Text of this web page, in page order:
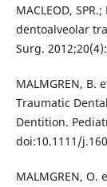
MACLEOD,
dentoalveolar
Surg.
MALMGREN,
Traumatic
Dentition.
doi:10.1111/
MALMGREN,